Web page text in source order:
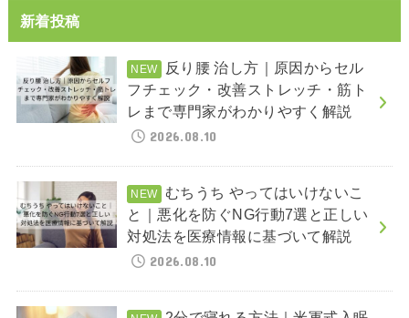
新着投稿
反り腰 治し方｜原因からセル
フチェック・改善ストレッチ・筋ト
レまで専門家がわかりやすく解説
2026.08.10
むちうち やってはいけないこ
と｜悪化を防ぐNG行動7選と正しい
対処法を医療情報に基づいて解説
2026.08.10